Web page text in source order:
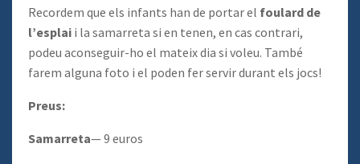
Recordem que els infants han de portar el foulard de
l’esplai i la samarreta si en tenen, en cas contrari,
podeu aconseguir-ho el mateix dia si voleu. També
farem alguna foto i el poden fer servir durant els jocs!
Preus:
Samarreta— 9 euros